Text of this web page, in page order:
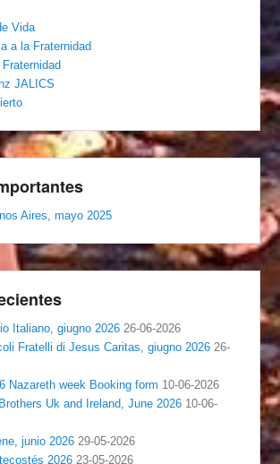
Vida
a la Fraternidad
JALICS
Aires, mayo 2025
Italiano, giugno 2026 26-06-2026
Fratelli di Jesus Caritas, giugno 2026 26-
Nazareth week Booking form 10-06-2026
Uk and Ireland, June 2026 10-06-
junio 2026 29-05-2026
2026 23-05-2026